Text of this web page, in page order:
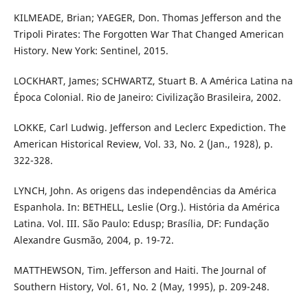
KILMEADE, Brian; YAEGER, Don. Thomas Jefferson and the
Tripoli Pirates: The Forgotten War That Changed American
History. New York: Sentinel, 2015.
LOCKHART, James; SCHWARTZ, Stuart B. A América Latina na
Época Colonial. Rio de Janeiro: Civilização Brasileira, 2002.
LOKKE, Carl Ludwig. Jefferson and Leclerc Expediction. The
American Historical Review, Vol. 33, No. 2 (Jan., 1928), p.
322-328.
LYNCH, John. As origens das independências da América
Espanhola. In: BETHELL, Leslie (Org.). História da América
Latina. Vol. III. São Paulo: Edusp; Brasília, DF: Fundação
Alexandre Gusmão, 2004, p. 19-72.
MATTHEWSON, Tim. Jefferson and Haiti. The Journal of
Southern History, Vol. 61, No. 2 (May, 1995), p. 209-248.